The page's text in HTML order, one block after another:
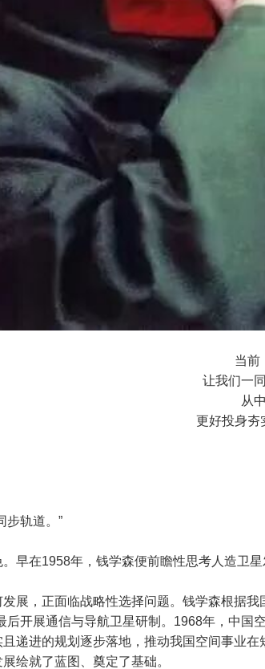
当前
让我们一
从
更好投身夯
步轨道。”
早在1958年，钱学森便前瞻性思考人造卫
展，正面临战略性选择问题。钱学森根据
后开展通信与导航卫星研制。1968年，中
递进的规划逐步落地，推动我国空间事业
绘就了蓝图、奠定了基础。